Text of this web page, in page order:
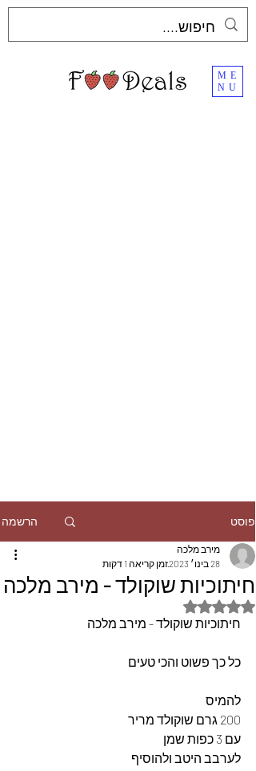
ME
NU
פוסט הרשמה
חיתוכיות שוקולד - מירב מלכה
מירב מלכה
28 בינו׳ 2023
זמן קריאה 1 דקות
דירוג של NaN מתוך 5 כוכבים
חיתוכיות שוקולד - מירב מלכה
כל כך פשוט והכי טעים
להמיס
200 גרם שוקולד מריר
עם 3 כפות שמן
לערבב היטב ולהוסיף